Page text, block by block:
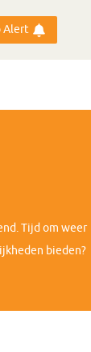
Alert
Tijd om weer
bieden?